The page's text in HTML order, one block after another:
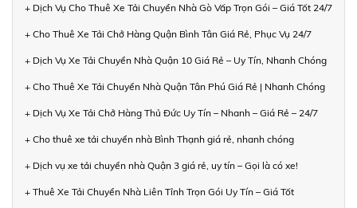
+ Dịch Vụ Cho Thuê Xe Tải Chuyển Nhà Gò Vấp Trọn Gói – Giá Tốt 24/7
+ Cho Thuê Xe Tải Chở Hàng Quận Bình Tân Giá Rẻ, Phục Vụ 24/7
+ Dịch Vụ Xe Tải Chuyển Nhà Quận 10 Giá Rẻ – Uy Tín, Nhanh Chóng
+ Cho Thuê Xe Tải Chuyển Nhà Quận Tân Phú Giá Rẻ | Nhanh Chóng
+ Dịch Vụ Xe Tải Chở Hàng Thủ Đức Uy Tín – Nhanh – Giá Rẻ – 24/7
+ Cho thuê xe tải chuyển nhà Bình Thạnh giá rẻ, nhanh chóng
+ Dịch vụ xe tải chuyển nhà Quận 3 giá rẻ, uy tín – Gọi là có xe!
+ Thuê Xe Tải Chuyển Nhà Liên Tỉnh Trọn Gói Uy Tín – Giá Tốt